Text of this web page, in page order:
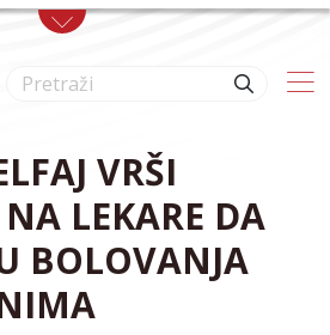
VRŠI
LEKARE DA
BOLOVANJA